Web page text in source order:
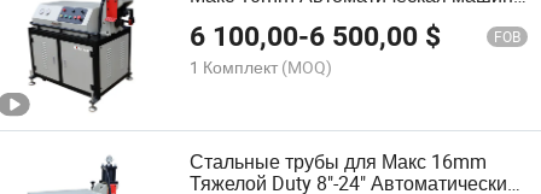
для нарезки канавок, роликовая
машина для нарезки канавок, ЧПУ
машина для нарезки труб
6 100,00-6 500,00 $ FOB
1 Комплект (MOQ)
Стальные трубы для Макс 16mm
Тяжелой Duty 8"-24" Автоматический